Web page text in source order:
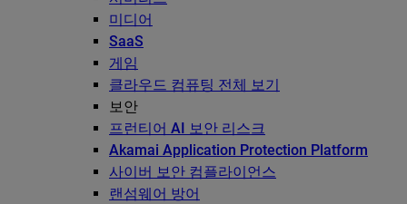
미디어
SaaS
게임
클라우드 컴퓨팅 전체 보기
보안
프런티어 AI 보안 리스크
Akamai Application Protection Platform
사이버 보안 컴플라이언스
랜섬웨어 방어